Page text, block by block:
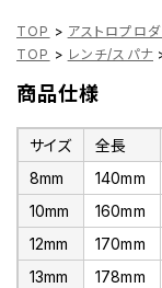
TOP > アストロプロ
TOP > レンチ/スパナ
商品仕様
サイズ 全長
8mm
140mm
10mm
160mm
12mm
170mm
13mm
178mm